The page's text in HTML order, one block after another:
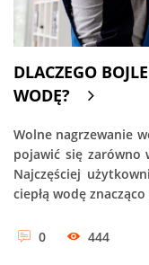
DLACZEGO
WODĘ?
Wolne nagrzewanie
pojawić się zarówno
Najczęściej
ciepłą wodę znacząco
0 444